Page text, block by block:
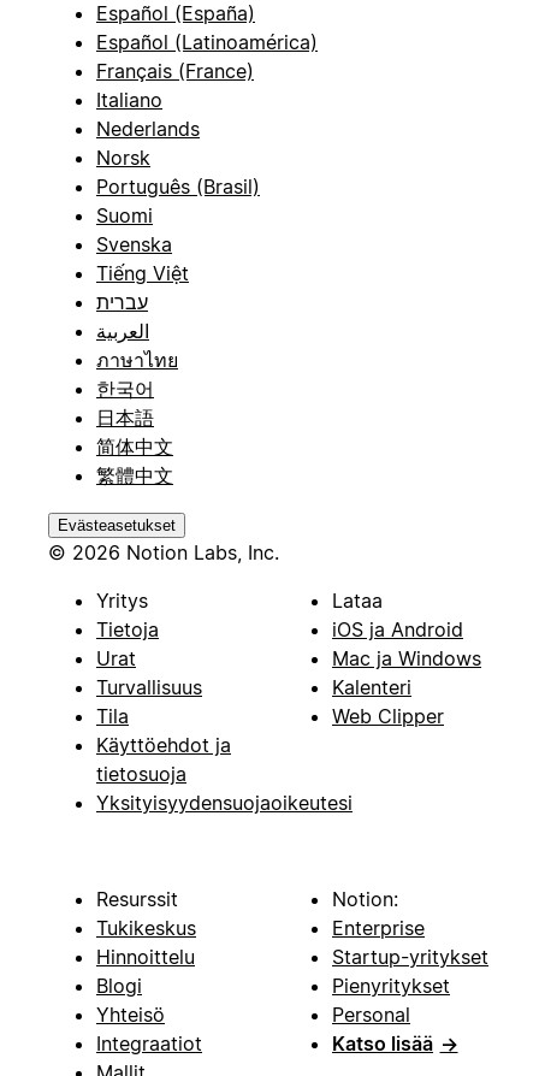
Español (España)
Español (Latinoamérica)
Français (France)
Italiano
Nederlands
Norsk
Português (Brasil)
Suomi
Svenska
Tiếng Việt
עברית
العربية
ภาษาไทย
한국어
日本語
简体中文
繁體中文
Evästeasetukset
© 2026 Notion Labs, Inc.
Yritys
Tietoja
Urat
Turvallisuus
Tila
Käyttöehdot ja
tietosuoja
Yksityisyydensuojaoikeutesi
Lataa
iOS ja Android
Mac ja Windows
Kalenteri
Web Clipper
Resurssit
Tukikeskus
Hinnoittelu
Blogi
Yhteisö
Integraatiot
Notion:
Enterprise
Startup-yritykset
Pienyritykset
Personal
Katso lisää →